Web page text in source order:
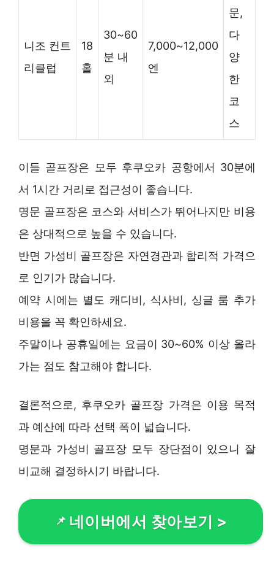
니조 컨트
리클럽
18
홀
30~60
분 내
외
7,000~12,000
엔
문,
다
양
한
코
스
이들 골프장은 모두 후쿠오카 공항에서 30분에
서 1시간 거리로 접근성이 좋습니다.
명문 골프장은 코스와 서비스가 뛰어나지만 비용
은 상대적으로 높을 수 있습니다.
반면 가성비 골프장은 자연경관과 합리적 가격으
로 인기가 많습니다.
예약 시에는 별도 캐디비, 식사비, 싱글 룸 추가
비용을 꼭 확인하세요.
주말이나 공휴일에는 요금이 30~60% 이상 올라
가는 점도 참고해야 합니다.
결론적으로, 후쿠오카 골프장 가격은 이용 목적
과 예산에 따라 선택 폭이 넓습니다.
명문과 가성비 골프장 모두 장단점이 있으니 잘
비교해 결정하시기 바랍니다.
네이버에서 찾아보기 >